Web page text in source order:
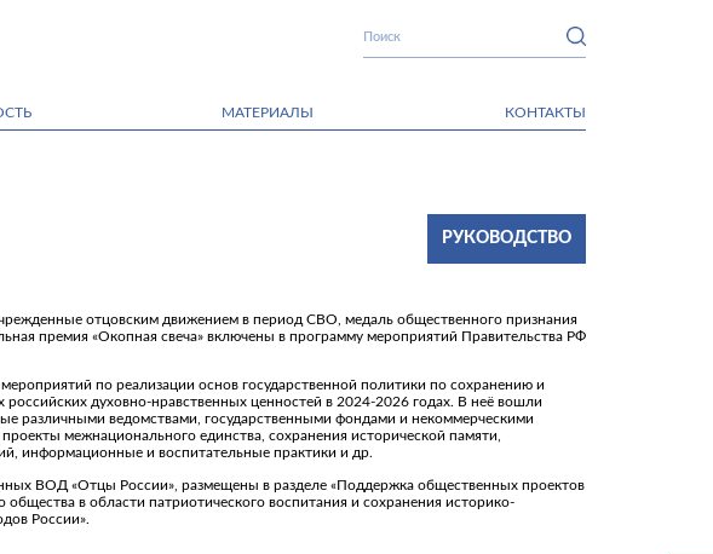
МАТЕРИАЛЫ КОНТАКТЫ
РУКОВОДСТВО
отцовским движением в период СВО, медаль общественного признания
премия «Окопная свеча» включены в программу мероприятий Правительства РФ
по реализации основ государственной политики по сохранению и
духовно-нравственных ценностей в 2024-2026 годах. В неё вошли
различными ведомствами, государственными фондами и некоммерческими
межнационального единства, сохранения исторической памяти,
информационные и воспитательные практики и др.
ВОД «Отцы России», размещены в разделе «Поддержка общественных проектов
общества в области патриотического воспитания и сохранения историко-
России».